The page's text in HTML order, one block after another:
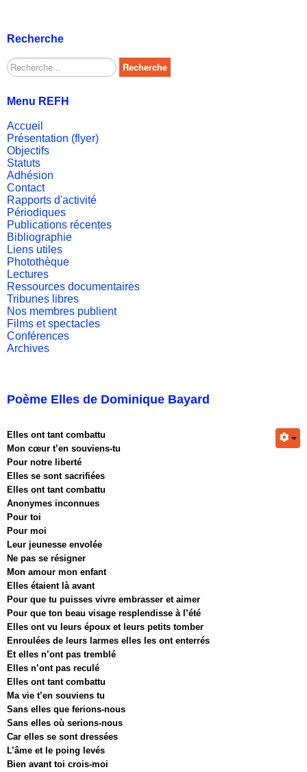
Recherche
Rechercher Recherche
Menu REFH
Accueil
Présentation (flyer)
Objectifs
Statuts
Adhésion
Contact
Rapports d'activité
Périodiques
Publications récentes
Bibliographie
Liens utiles
Photothèque
Lectures
Ressources documentaires
Tribunes libres
Nos membres publient
Films et spectacles
Conférences
Archives
Poème Elles de Dominique Bayard
Elles ont tant combattu
Mon cœur t’en souviens-tu
Pour notre liberté
Elles se sont sacrifiées
Elles ont tant combattu
Anonymes inconnues
Pour toi
Pour moi
Leur jeunesse envolée
Ne pas se résigner
Mon amour mon enfant
Elles étaient là avant
Pour que tu puisses vivre embrasser et aimer
Pour que ton beau visage resplendisse à l’été
Elles ont vu leurs époux et leurs petits tomber
Enroulées de leurs larmes elles les ont enterrés
Et elles n’ont pas tremblé
Elles n’ont pas reculé
Elles ont tant combattu
Ma vie t’en souviens tu
Sans elles que ferions-nous
Sans elles où serions-nous
Car elles se sont dressées
L’âme et le poing levés
Bien avant toi crois-moi